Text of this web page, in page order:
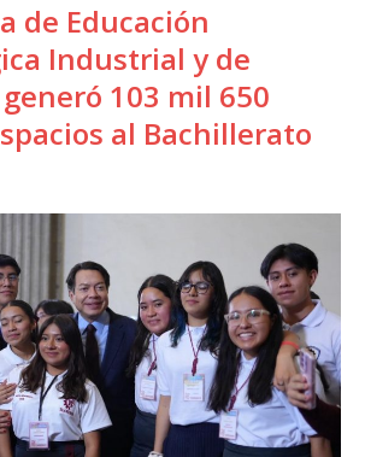
de Educación
Industrial y de
103 mil 650
al Bachillerato